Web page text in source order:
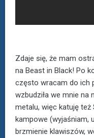
Zdaje się, że mam
na Beast in Black! Po
często wracam do ich
wzbudziła we mnie na
metalu, więc katuję też
kampowe (wyjaśniam,
brzmienie klawiszów,